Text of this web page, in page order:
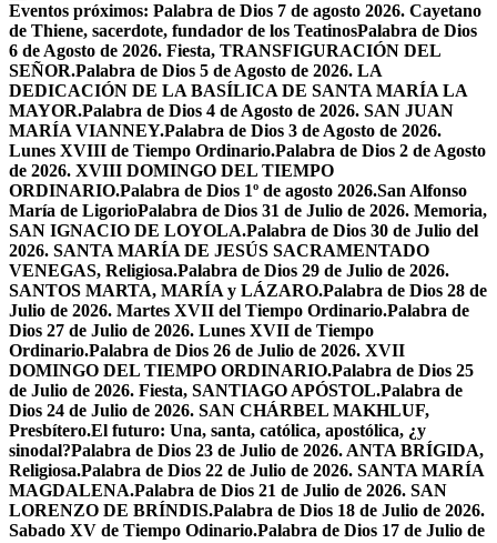
Eventos próximos: Palabra de Dios 7 de agosto 2026. Cayetano
de Thiene, sacerdote, fundador de los TeatinosPalabra de Dios
6 de Agosto de 2026. Fiesta, TRANSFIGURACIÓN DEL
SEÑOR.Palabra de Dios 5 de Agosto de 2026. LA
DEDICACIÓN DE LA BASÍLICA DE SANTA MARÍA LA
MAYOR.Palabra de Dios 4 de Agosto de 2026. SAN JUAN
MARÍA VIANNEY.Palabra de Dios 3 de Agosto de 2026.
Lunes XVIII de Tiempo Ordinario.Palabra de Dios 2 de Agosto
de 2026. XVIII DOMINGO DEL TIEMPO
ORDINARIO.Palabra de Dios 1º de agosto 2026.San Alfonso
María de LigorioPalabra de Dios 31 de Julio de 2026. Memoria,
SAN IGNACIO DE LOYOLA.Palabra de Dios 30 de Julio del
2026. SANTA MARÍA DE JESÚS SACRAMENTADO
VENEGAS, Religiosa.Palabra de Dios 29 de Julio de 2026.
SANTOS MARTA, MARÍA y LÁZARO.Palabra de Dios 28 de
Julio de 2026. Martes XVII del Tiempo Ordinario.Palabra de
Dios 27 de Julio de 2026. Lunes XVII de Tiempo
Ordinario.Palabra de Dios 26 de Julio de 2026. XVII
DOMINGO DEL TIEMPO ORDINARIO.Palabra de Dios 25
de Julio de 2026. Fiesta, SANTIAGO APÓSTOL.Palabra de
Dios 24 de Julio de 2026. SAN CHÁRBEL MAKHLUF,
Presbítero.El futuro: Una, santa, católica, apostólica, ¿y
sinodal?Palabra de Dios 23 de Julio de 2026. ANTA BRÍGIDA,
Religiosa.Palabra de Dios 22 de Julio de 2026. SANTA MARÍA
MAGDALENA.Palabra de Dios 21 de Julio de 2026. SAN
LORENZO DE BRÍNDIS.Palabra de Dios 18 de Julio de 2026.
Sabado XV de Tiempo Odinario.Palabra de Dios 17 de Julio de